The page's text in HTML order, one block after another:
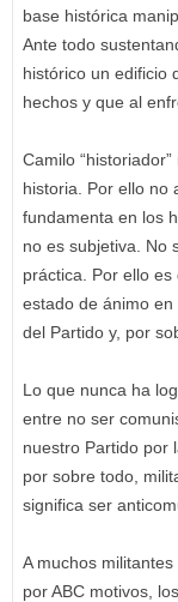
base histórica
Ante todo
histórico un edificio
hechos y que al
Camilo
historia. Por ello no
fundamenta en los
no es subjetiva. No
práctica. Por ello
estado de ánimo
del Partido y, por
Lo que nunca ha
entre no ser
nuestro Partido por
por sobre todo,
significa ser
A muchos
por ABC motivos,